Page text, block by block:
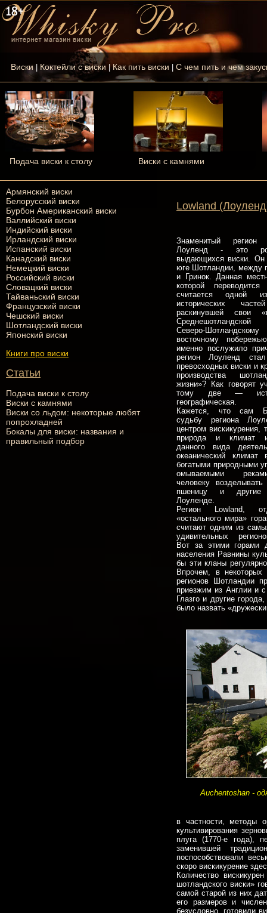
Виски| Коктейли с виски |Как пить виски С чем пить и чем
Подача виски к столу Виски с камнями
Армянский виски
Белорусский виски
Бурбон Американский виски
Валлийский виски
Индийский виски
Ирландский виски
Испанский виски
Канадский виски
Немецкий виски
Российский виски
Словацкий виски
Тайваньский виски
Французский виски
Чешский виски
Шотландский виски
Японский виски
Книги про виски
Статьи
Подача виски к столу
Виски с камнями
Виски со льдом: некоторые любят
попрохладней
Бокалы для виски: названия и
правильный подбор
Lowland
Знаменитый
Лоуленд - это
выдающихся виски. Он
юге Шотландии, между
и Гринок. Данная
которой
считается одной
исторических
раскинувшей свои
Среднешотландской
Северо-
восточному
именно послужило
регион Лоуленд
превосходных виски и
производства
жизни»? Как говорят
тому две —
географическая.
Кажется, что сам
судьбу региона
центром вискикурения,
природа и климат
данного вида
океанический климат
богатыми природными
омываемыми
человеку
пшеницу и
Лоуленде.
Регион Lowland,
«остального мира»
считают одним из
удивительных
Вот за этими горами
населения Равнины
бы эти кланы
Впрочем, в
регионов Шотландии
приезжим из Англии и
Глазго и другие
было назвать
Auchentoshan -
в частности, методы
культивирования
плуга (1770-е года),
заменившей
поспособствовали
скоро вискикурение
Количество
шотландского виски»
самой старой из них
его размеров и
безусловно, готовили